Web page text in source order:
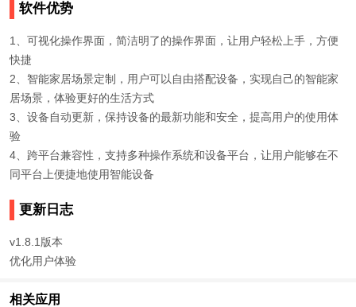
软件优势
1、可视化操作界面，简洁明了的操作界面，让用户轻松上手，方便
快捷
2、智能家居场景定制，用户可以自由搭配设备，实现自己的智能家
居场景，体验更好的生活方式
3、设备自动更新，保持设备的最新功能和安全，提高用户的使用体
验
4、跨平台兼容性，支持多种操作系统和设备平台，让用户能够在不
同平台上便捷地使用智能设备
更新日志
v1.8.1版本
优化用户体验
相关应用